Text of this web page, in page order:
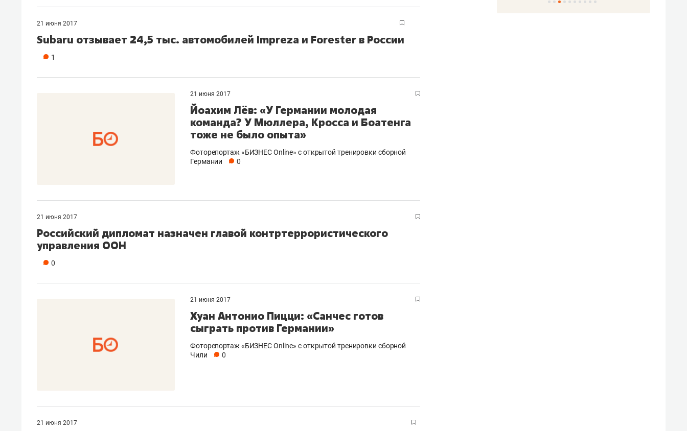
21 июня 2017
Subaru отзывает 24,5 тыс. автомобилей Impreza и Forester в России
1
21 июня 2017
Йоахим Лёв: «У Германии молодая
команда? У Мюллера, Кросса и Боатенга
тоже не было опыта»
Фоторепортаж «БИЗНЕС Online» с открытой тренировки сборной
Германии
0
21 июня 2017
Российский дипломат назначен главой контртеррористического
управления ООН
0
21 июня 2017
Хуан Антонио Пицци: «Санчес готов
сыграть против Германии»
Фоторепортаж «БИЗНЕС Online» с открытой тренировки сборной
Чили
0
21 июня 2017